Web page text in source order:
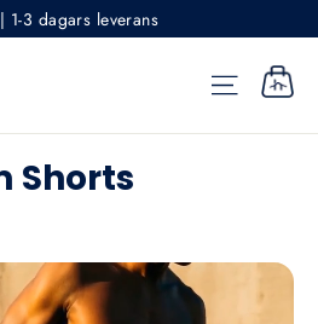
1-3 dagars leverans
Shorts